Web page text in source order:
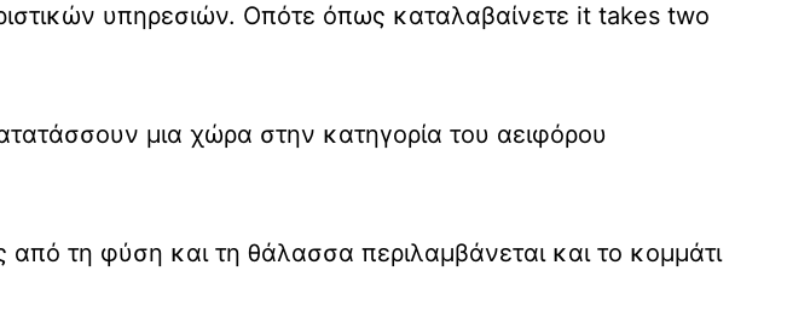
υπηρεσιών. Οπότε όπως καταλαβαίνετε it takes two
μια χώρα στην κατηγορία του αειφόρου
από τη φύση και τη θάλασσα περιλαμβάνεται και το κομμάτι